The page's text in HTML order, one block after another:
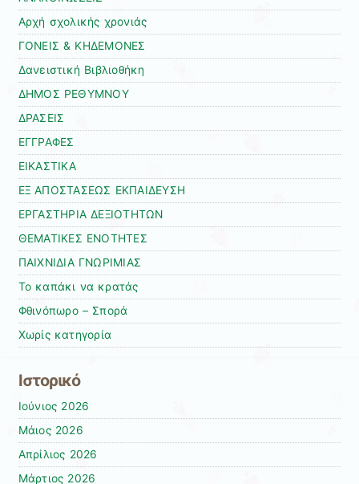
Αρχή σχολικής χρονιάς
ΓΟΝΕΙΣ & ΚΗΔΕΜΟΝΕΣ
Δανειστική Βιβλιοθήκη
ΔΗΜΟΣ ΡΕΘΥΜΝΟΥ
ΔΡΑΣΕΙΣ
ΕΓΓΡΑΦΕΣ
ΕΙΚΑΣΤΙΚΑ
ΕΞ ΑΠΟΣΤΑΣΕΩΣ ΕΚΠΑΙΔΕΥΣΗ
ΕΡΓΑΣΤΗΡΙΑ ΔΕΞΙΟΤΗΤΩΝ
ΘΕΜΑΤΙΚΕΣ ΕΝΟΤΗΤΕΣ
ΠΑΙΧΝΙΔΙΑ ΓΝΩΡΙΜΙΑΣ
Το καπάκι να κρατάς
Φθινόπωρο – Σπορά
Χωρίς κατηγορία
Ιστορικό
Ιούνιος 2026
Μάιος 2026
Απρίλιος 2026
Μάρτιος 2026